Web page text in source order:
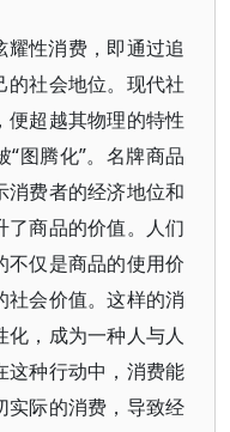
性消费，即通过追
社会地位。现代社
超越其物理的特性
图腾化”。名牌商品
费者的经济地位和
商品的价值。人们
仅是商品的使用价
会价值。这样的消
，成为一种人与人
这种行动中，消费能
实际的消费，导致经